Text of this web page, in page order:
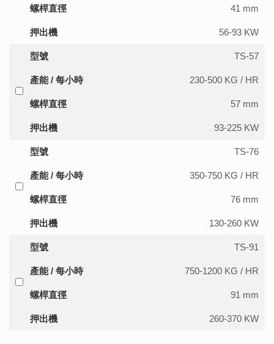
螺桿直徑 41 mm
押出機 56-93 KW
型號 TS-57
產能 / 每小時 230-500 KG / HR
螺桿直徑 57 mm
押出機 93-225 KW
型號 TS-76
產能 / 每小時 350-750 KG / HR
螺桿直徑 76 mm
押出機 130-260 KW
型號 TS-91
產能 / 每小時 750-1200 KG / HR
螺桿直徑 91 mm
押出機 260-370 KW